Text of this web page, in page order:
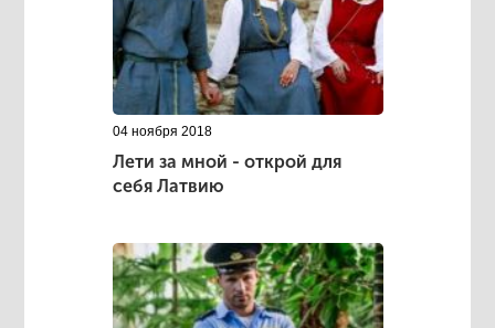
04 ноября 2018
Лети за мной - открой для
себя Латвию